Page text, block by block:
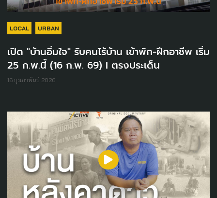
LOCAL URBAN
เปิด "บ้านอิ่มใจ" รับคนไร้บ้าน เข้าพัก-ฝึกอาชีพ เริ่ม
25 ก.พ.นี้ (16 ก.พ. 69) I ตรงประเด็น
16 กุมภาพันธ์ 2026